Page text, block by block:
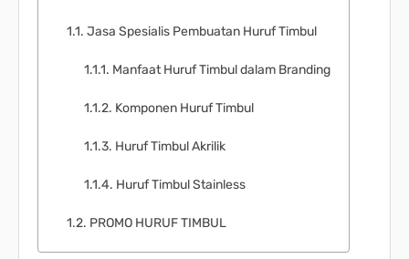
Jasa Spesialis Pembuatan Huruf Timbul
Manfaat Huruf Timbul dalam Branding
Komponen Huruf Timbul
Huruf Timbul Akrilik
Huruf Timbul Stainless
PROMO HURUF TIMBUL